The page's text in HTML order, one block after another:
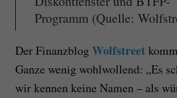
Programm (Quelle:
Der FinanzblogWolfstreet
Ganze wenig wohlwollend: „Es
wir kennen keine Namen – als